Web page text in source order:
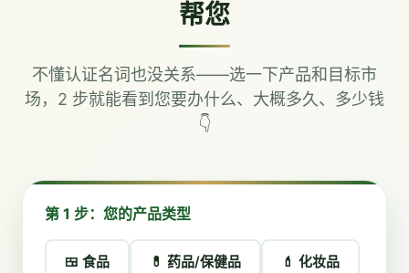
帮您
不懂认证名词也没关系——选一下产品和目标市
场，2 步就能看到您要办什么、大概多久、多少钱
👇
第 1 步：您的产品类型
🍱 食品 💊 药品/保健品 💄 化妆品